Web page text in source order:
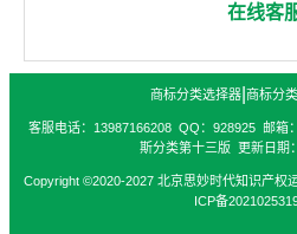
在线客
商标分类选择器| 商标分
客服电话：13987166208 QQ：928925 邮箱
斯分类第十三版 更新日期
Copyright ©2020-2027 北京思妙时代知识产
ICP备